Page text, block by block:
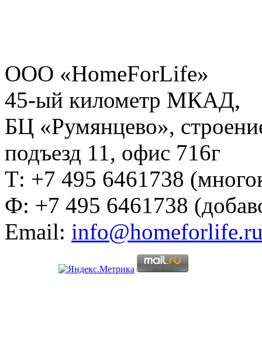
ООО «HomeForLife»
45-ый километр МКАД,
БЦ «Румянцево»,
подъезд 11, офис 716г
Т: +7 495 6461738
Ф: +7 495 6461738
Email: